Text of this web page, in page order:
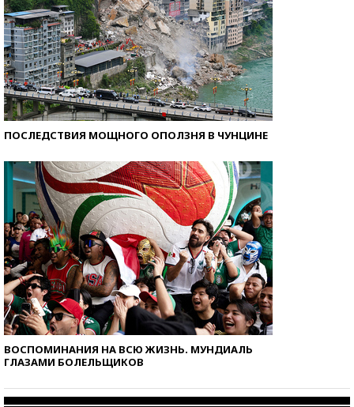
ПОСЛЕДСТВИЯ МОЩНОГО ОПОЛЗНЯ В ЧУНЦИНЕ
ВОСПОМИНАНИЯ НА ВСЮ ЖИЗНЬ. МУНДИАЛЬ
ГЛАЗАМИ БОЛЕЛЬЩИКОВ